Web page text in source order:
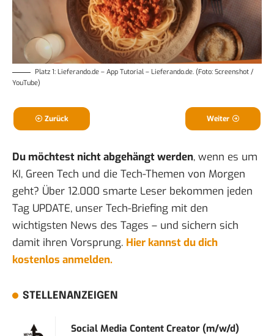
Platz 1: Lieferando.de – App Tutorial – Lieferando.de. (Foto: Screenshot /
YouTube)
Zurück Weiter
Du möchtest nicht abgehängt werden, wenn es um
KI, Green Tech und die Tech-Themen von Morgen
geht? Über 12.000 smarte Leser bekommen jeden
Tag UPDATE, unser Tech-Briefing mit den
wichtigsten News des Tages – und sichern sich
damit ihren Vorsprung. Hier kannst du dich
kostenlos anmelden.
STELLENANZEIGEN
Social Media Content Creator (m/w/d)